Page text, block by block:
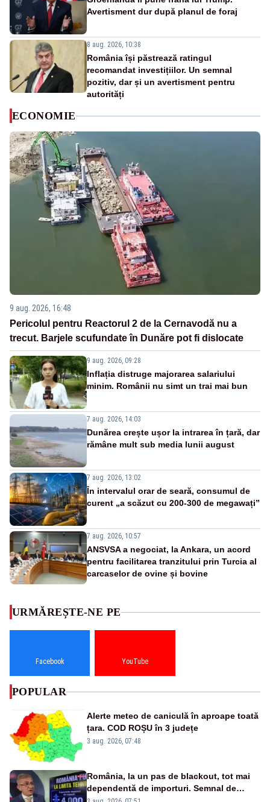
Avertisment dur după planul de foraj
8 aug. 2026, 10:38
România își păstrează ratingul
recomandat investițiilor. Un semnal
pozitiv, dar și un avertisment pentru
autorități
ECONOMIE
9 aug. 2026, 16:48
Pericolul pentru Reactorul 2 de la Cernavodă nu a
trecut. Barjele scufundate în Dunăre pot fi dislocate
9 aug. 2026, 09:28
Inflația distruge majorarea salariului
minim. Românii nu simt un trai mai bun
7 aug. 2026, 14:03
Dunărea crește ușor la intrarea în țară, dar
rămâne mult sub media lunii august
7 aug. 2026, 13:02
În intervalul orar de seară, consumul de
curent „a scăzut cu 200-300 de megawați”
7 aug. 2026, 10:57
ANSVSA a negociat, la Ankara, un acord
pentru facilitarea tranzitului prin Turcia al
carcaselor de ovine și bovine
URMĂREȘTE-NE PE
Facebook YouTube
POPULAR
Alerte meteo de caniculă în aproape toată
țara. COD ROȘU în 3 județe
3 aug. 2026, 07:48
România, la un pas de blackout, tot mai
dependentă de importuri. Semnal de